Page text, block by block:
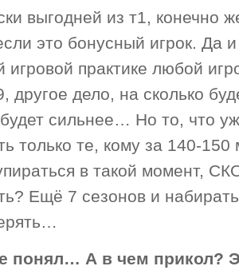
выгодней из т1, конечно
это бонусный игрок. Да
игровой практике любой
другое дело, на сколько
сильнее… Но то, что
только те, кому за 140-
в такой момент,
Ещё 7 сезонов и
понял… А в чем прикол?